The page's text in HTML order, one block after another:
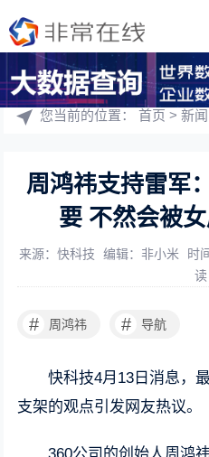
您当前的位置：首页 >新闻
周鸿祎支持雷军
要 不然会被
来源：快科技 编辑：非小米 时
读
# 周鸿祎 # 导航
快科技4月13日消息，
支架的观点引发网友热议。